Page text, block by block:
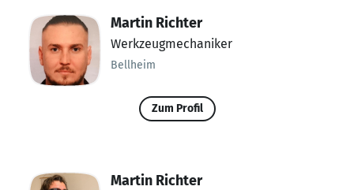
Martin Richter
Werkzeugmechaniker
Bellheim
Zum Profil
Martin Richter